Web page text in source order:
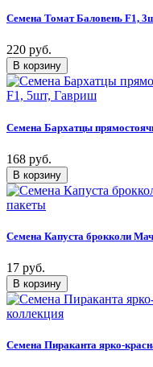
Семена Томат Баловень F1,
220 руб.
Семена Бархатцы
168 руб.
Семена Капуста брокколи
17 руб.
Семена Пираканта ярко-